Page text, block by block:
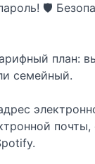
🛡️
план:
семейный.
почты,